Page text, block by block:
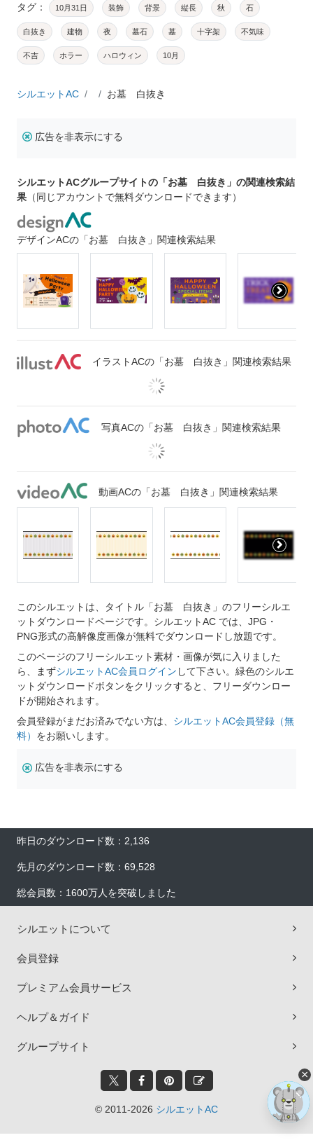
タグ： 10月31日 装飾 背景 縦長 秋 石
白抜き 建物 夜 墓石 墓 十字架 不気味
不吉 ホラー ハロウィン 10月
シルエットAC お墓 白抜き
広告を非表示にする
シルエットACグループサイトの「お墓 白抜き」の関連検索結
果 （同じアカウントで無料ダウンロードできます）
デザインACの「お墓 白抜き」関連検索結果
イラストACの「お墓 白抜き」関連検索結果
写真ACの「お墓 白抜き」関連検索結果
動画ACの「お墓 白抜き」関連検索結果
このシルエットは、タイトル「お墓 白抜き」のフリーシルエ
ットダウンロードページです。シルエットAC では、JPG・
PNG形式の高解像度画像が無料でダウンロードし放題です。
このページのフリーシルエット素材・画像が気に入りました
ら、まずシルエットAC会員ログイン して下さい。緑色のシルエ
ットダウンロードボタンをクリックすると、フリーダウンロー
ドが開始されます。
会員登録がまだお済みでない方は、 シルエットAC会員登録（無
料） をお願いします。
広告を非表示にする
昨日のダウンロード数：2,136
先月のダウンロード数：69,528
総会員数：1600万人を突破しました
シルエットについて
会員登録
プレミアム会員サービス
ヘルプ＆ガイド
グループサイト
© 2011-2026 シルエットAC
×